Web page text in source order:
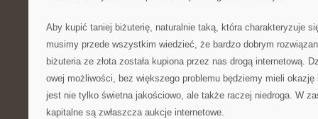
Aby kupić taniej biżuterię, naturalnie taką, która charakteryzuje
musimy przede wszystkim wiedzieć, że bardzo dobrym
biżuteria ze złota została kupiona przez nas drogą internetową.
owej możliwości, bez większego problemu będziemy mieli
jest nie tylko świetna jakościowo, ale także raczej niedroga. W
kapitalne są zwłaszcza aukcje internetowe.